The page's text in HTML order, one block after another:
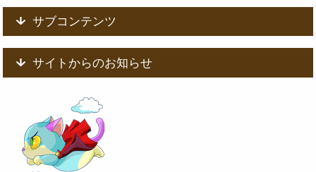
サブコンテンツ
サイトからのお知らせ